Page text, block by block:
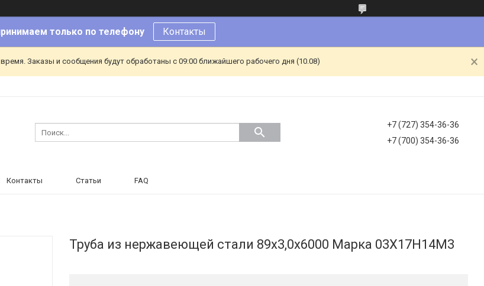
только по телефону Контакты
Заказы и сообщения будут обработаны с 09:00 ближайшего рабочего дня (10.08)
+7 (727) 354-36-36
+7 (700) 354-36-36
Контакты Статьи FAQ
Труба из нержавеющей стали 89х3,0х6000 Марка 03Х17Н14М3